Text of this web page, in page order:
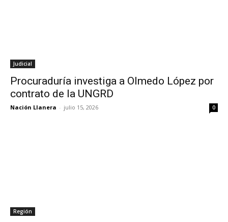
Judicial
Procuraduría investiga a Olmedo López por
contrato de la UNGRD
Nación Llanera - julio 15, 2026 0
Región